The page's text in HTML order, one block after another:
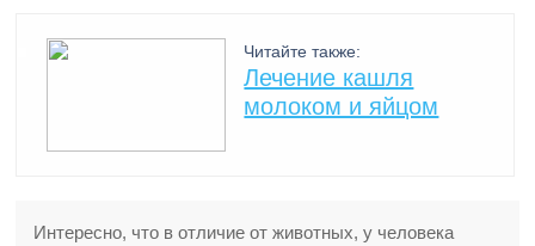
Читайте также:
Лечение кашля
молоком и яйцом
Интересно, что в отличие от животных, у человека